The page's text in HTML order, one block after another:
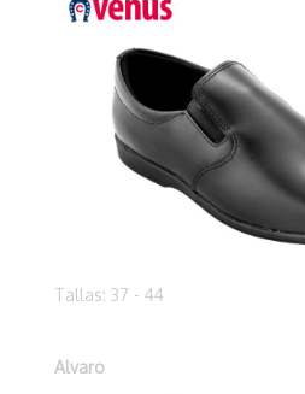
Tallas: 37 - 44
Alvaro